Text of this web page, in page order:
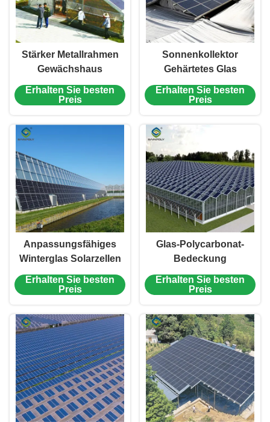
Stärker Metallrahmen
Gewächshaus
Automatische Systeme
Solarenergie
Erhalten Sie besten
Preis
Sonnenkollektor
Gehärtetes Glas
Gewächshaus
Mehrspannenergieeffizient
Erhalten Sie besten
Preis
Anpassungsfähiges
Winterglas Solarzellen
Gewächshaus mit
Automatisierungssystem
Erhalten Sie besten
Preis
Glas-Polycarbonat-
Bedeckung
Photovoltaik-
Gewächshaus
automatisierte Systeme
Erhalten Sie besten
Preis